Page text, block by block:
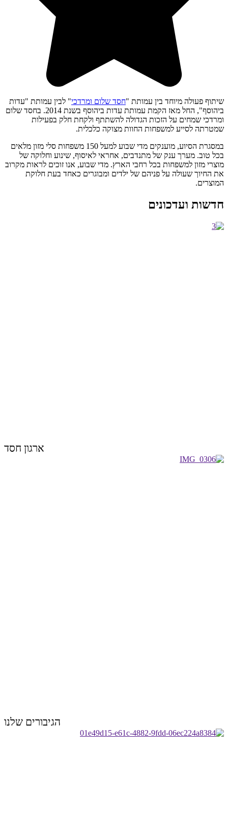
שיתוף פעולה מיוחד בין עמותת "חסד שלום ומרדכי" לבין עמותת "עדות
ביהוסף", החל מאז הקמת עמותת עדות ביהוסף בשנת 2014. בחסד שלום
ומרדכי שמחים על הזכות הגדולה להשתתף ולקחת חלק בפעילות
שמטרתה לסייע למשפחות החוות מצוקה כלכלית.
במסגרת הסיוע, מוענקים מדי שבוע למעל 150 משפחות סלי מזון
מלאים
בכל טוב. מערך ענק של מתנדבים, אחראי לאיסוף, שינוע וחלוקה של
מוצרי מזון למשפחות בכל רחבי הארץ. מדי שבוע, אנו זוכים לראות מקרוב
את החיוך שעולה על פניהם של ילדים ומבוגרים כאחד בעת חלוקת
המוצרים.
חדשות ועדכונים
ארגון חסד
הגיבורים שלנו